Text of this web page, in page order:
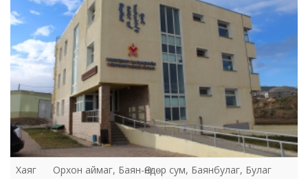
Хаяг
Орхон аймаг, Баян-Өндөр сум, Баянбулаг, Булаг